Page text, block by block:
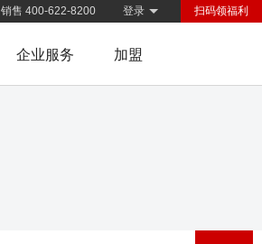
扫码领福利
登录
销售 400-622-8200
企业服务 加盟